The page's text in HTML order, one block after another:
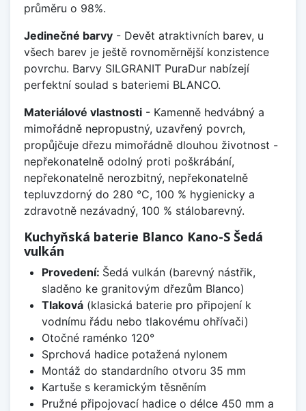
průměru o 98%.
Jedinečné barvy - Devět atraktivních barev, u
všech barev je ještě rovnoměrnější konzistence
povrchu. Barvy SILGRANIT PuraDur nabízejí
perfektní soulad s bateriemi BLANCO.
Materiálové vlastnosti - Kamenně hedvábný a
mimořádně nepropustný, uzavřený povrch,
propůjčuje dřezu mimořádně dlouhou životnost -
nepřekonatelně odolný proti poškrábání,
nepřekonatelně nerozbitný, nepřekonatelně
tepluvzdorný do 280 °C, 100 % hygienicky a
zdravotně nezávadný, 100 % stálobarevný.
Kuchyňská baterie Blanco Kano-S Šedá
vulkán
Provedení: Šedá vulkán (barevný nástřik,
sladěno ke granitovým dřezům Blanco)
Tlaková(klasická baterie pro připojení k
vodnímu řádu nebo tlakovému ohřívači)
Otočné raménko 120°
Sprchová hadice potažená nylonem
Montáž do standardního otvoru 35 mm
Kartuše s keramickým těsněním
Pružné připojovací hadice o délce 450 mm a